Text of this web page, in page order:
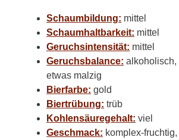
Schaumbildung: mittel
Schaumhaltbarkeit: mittel
Geruchsintensität: mittel
Geruchsbalance: alkoholisch,
etwas malzig
Bierfarbe: gold
Biertrübung: trüb
Kohlensäuregehalt: viel
Geschmack: komplex-